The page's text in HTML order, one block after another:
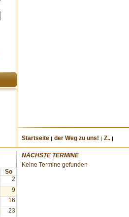
Startseite der Weg zu uns! Z..
So
2
9
16
23
NÄCHSTE TERMINE
Keine Termine gefunden